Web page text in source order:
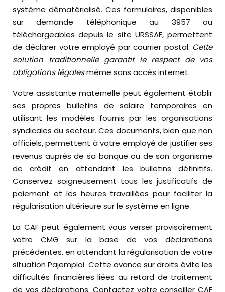
système dématérialisé. Ces formulaires, disponibles
sur demande téléphonique au 3957 ou
téléchargeables depuis le site URSSAF, permettent
de déclarer votre employé par courrier postal. Cette
solution traditionnelle garantit le respect de vos
obligations légalesmême sans accès internet.
Votre assistante maternelle peut également établir
ses propres bulletins de salaire temporaires en
utilisant les modèles fournis par les organisations
syndicales du secteur. Ces documents, bien que non
officiels, permettent à votre employé de justifier ses
revenus auprès de sa banque ou de son organisme
de crédit en attendant les bulletins définitifs.
Conservez soigneusement tous les justificatifs de
paiement et les heures travaillées pour faciliter la
régularisation ultérieure sur le système en ligne.
La CAF peut également vous verser provisoirement
votre CMG sur la base de vos déclarations
précédentes, en attendant la régularisation de votre
situation Pajemploi. Cette avance sur droits évite les
difficultés financières liées au retard de traitement
de vos déclarations. Contactez votre conseiller CAF